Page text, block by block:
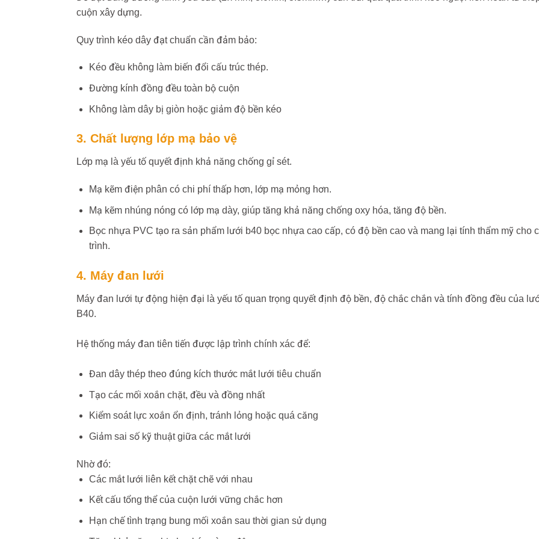
cuộn xây dựng.
Quy trình kéo dây đạt chuẩn cần đảm bảo:
Kéo đều không làm biến đổi cấu trúc thép.
Đường kính đồng đều toàn bộ cuộn
Không làm dây bị giòn hoặc giảm độ bền kéo
3. Chất lượng lớp mạ bảo vệ
Lớp mạ là yếu tố quyết định khả năng chống gỉ sét.
Mạ kẽm điện phân có chi phí thấp hơn, lớp mạ mỏng hơn.
Mạ kẽm nhúng nóng có lớp mạ dày, giúp tăng khả năng chống oxy hóa, tăng độ bền.
Bọc nhựa PVC tạo ra sản phẩm lưới b40 bọc nhựa cao cấp, có độ bền cao và mang lại tính thẩm mỹ cho
trình.
4. Máy đan lưới
Máy đan lưới tự động hiện đại là yếu tố quan trọng quyết định độ bền, độ chắc chắn và tính đồng đều của
B40.
Hệ thống máy đan tiên tiến được lập trình chính xác để:
Đan dây thép theo đúng kích thước mắt lưới tiêu chuẩn
Tạo các mối xoắn chặt, đều và đồng nhất
Kiểm soát lực xoắn ổn định, tránh lỏng hoặc quá căng
Giảm sai số kỹ thuật giữa các mắt lưới
Nhờ đó:
Các mắt lưới liên kết chặt chẽ với nhau
Kết cấu tổng thể của cuộn lưới vững chắc hơn
Hạn chế tình trạng bung mối xoắn sau thời gian sử dụng